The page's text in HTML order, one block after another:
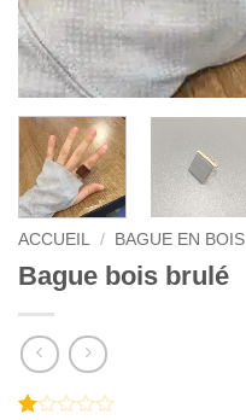
ACCUEIL / BAGUE EN BOIS
Bague bois brulé